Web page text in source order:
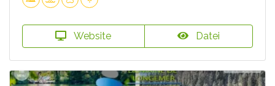
Website Datei